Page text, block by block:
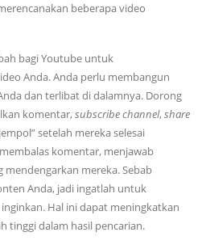
beberapa video
bagi Youtube untuk
Anda. Anda perlu membangun
dan terlibat di dalamnya. Dorong
komentar,subscribechannel,share
setelah mereka selesai
komentar, menjawab
mereka. Sebab
Anda, jadi ingatlah untuk
Hal ini dapat meningkatkan
tinggi dalam hasil pencarian.